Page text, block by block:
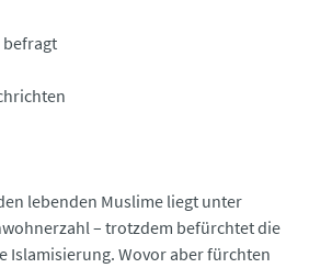
befragt
lebenden Muslime liegt unter
– trotzdem befürchtet die
Islamisierung. Wovor aber fürchten